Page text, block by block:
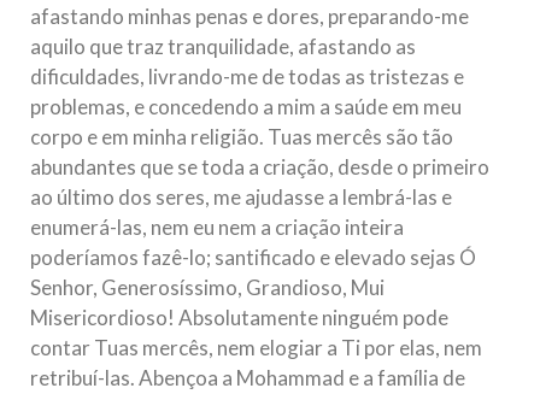
afastando minhas penas e dores, preparando-me
aquilo que traz tranquilidade, afastando as
dificuldades, livrando-me de todas as tristezas e
problemas, e concedendo a mim a saúde em meu
corpo e em minha religião. Tuas mercês são tão
abundantes que se toda a criação, desde o primeiro
ao último dos seres, me ajudasse a lembrá-las e
enumerá-las, nem eu nem a criação inteira
poderíamos fazê-lo; santificado e elevado sejas Ó
Senhor, Generosíssimo, Grandioso, Mui
Misericordioso! Absolutamente ninguém pode
contar Tuas mercês, nem elogiar a Ti por elas, nem
retribuí-las. Abençoa a Mohammad e a família de